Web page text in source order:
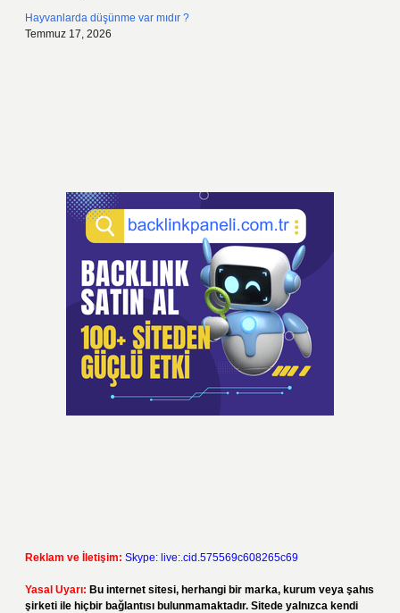
Hayvanlarda düşünme var mıdır ?
Temmuz 17, 2026
Reklam ve İletişim: Skype: live:.cid.575569c608265c69
Yasal Uyarı: Bu internet sitesi, herhangi bir marka, kurum veya şahıs
şirketi ile hiçbir bağlantısı bulunmamaktadır. Sitede yalnızca kendi